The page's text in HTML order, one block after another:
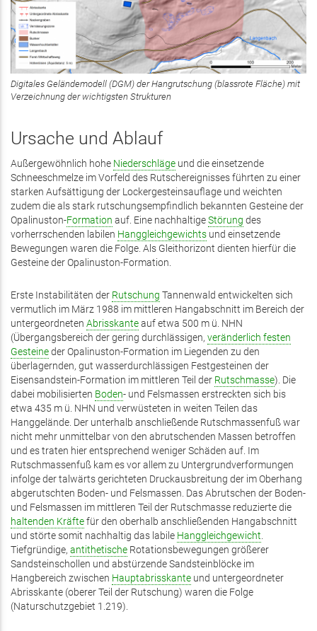
Digitales Geländemodell (DGM) der Hangrutschung (blassrote Fläche) mit
Verzeichnung der wichtigsten Strukturen
Ursache und Ablauf
Außergewöhnlich hohe Niederschläge und die einsetzende
Schneeschmelze im Vorfeld des Rutschereignisses führten zu einer
starken Aufsättigung der Lockergesteinsauflage und weichten
zudem die als stark rutschungsempfindlich bekannten Gesteine der
Opalinuston-Formation auf. Eine nachhaltigeStörung des
vorherrschenden labilen Hanggleichgewichts und einsetzende
Bewegungen waren die Folge. Als Gleithorizont dienten hierfür die
Gesteine der Opalinuston-Formation.
Erste Instabilitäten der Rutschung Tannenwald entwickelten sich
vermutlich im März 1988 im mittleren Hangabschnitt im Bereich der
untergeordneten Abrisskanteauf etwa 500 m ü. NHN
(Übergangsbereich der gering durchlässigen, veränderlich festen
Gesteineder Opalinuston-Formation im Liegenden zu den
überlagernden, gut wasserdurchlässigen Festgesteinen der
Eisensandstein-Formation im mittleren Teil der Rutschmasse). Die
dabei mobilisierten Boden- und Felsmassen erstreckten sich bis
etwa 435 m ü. NHN und verwüsteten in weiten Teilen das
Hanggelände. Der unterhalb anschließende Rutschmassenfuß war
nicht mehr unmittelbar von den abrutschenden Massen betroffen
und es traten hier entsprechend weniger Schäden auf. Im
Rutschmassenfuß kam es vor allem zu Untergrundverformungen
infolge der talwärts gerichteten Druckausbreitung der im Oberhang
abgerutschten Boden- und Felsmassen. Das Abrutschen der Boden-
und Felsmassen im mittleren Teil der Rutschmasse reduzierte die
haltenden Kräftefür den oberhalb anschließenden Hangabschnitt
und störte somit nachhaltig das labile Hanggleichgewicht.
Tiefgründige, antithetische Rotationsbewegungen größerer
Sandsteinschollen und abstürzende Sandsteinblöcke im
Hangbereich zwischen Hauptabrisskante und untergeordneter
Abrisskante (oberer Teil der Rutschung) waren die Folge
(Naturschutzgebiet 1.219).